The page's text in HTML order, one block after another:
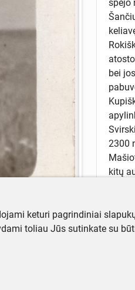
spėjo
bei
2300
kitų
keturi pagrindiniai
toliau Jūs sutinkate su